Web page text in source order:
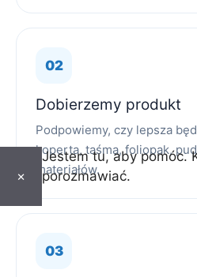
Dobierzemy produkt
Podpowiemy, czy lepsza
koperta, taśma, foliopak,
materiałów.
×
Jestem tu, aby pomóc.
porozmawiać.